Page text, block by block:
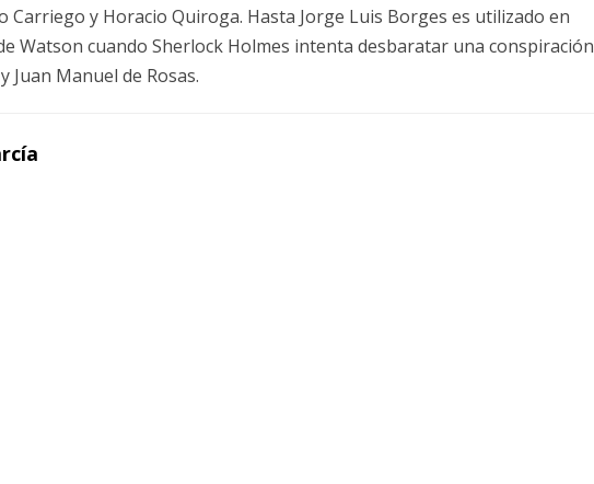
Carriego y Horacio Quiroga. Hasta Jorge Luis Borges es utilizado en
Watson cuando Sherlock Holmes intenta desbaratar una conspiración
Juan Manuel de Rosas.